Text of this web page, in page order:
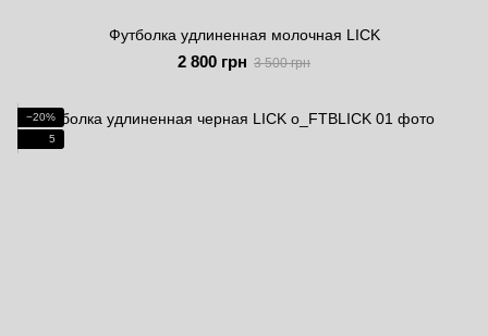
Футболка удлиненная молочная LICK
2 800 грн 3 500 грн
−20%
5